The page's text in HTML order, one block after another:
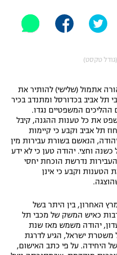
עסק
(גודל טקסט)
אתמול (שלישי) להותיר את
תל אביב בכדורסל ומתנדב בכיר
המשפטיים נגדו.
את כל טענות ההגנה, קיבל
תל אביב וקבע כי קיימות
הנאשם בשורת עבירות מין
וחצי. יהודה טען כי לא ידע
נדרשת הוכחת יחסי
וקבע כי אינן
האחרון, בין היתר בשל
כאיש המשק של מכבי תל
יהודה משמש מאז שנת
משטרת ישראל, הגיע לדרגת
היחידה. על פי כתב האישום,